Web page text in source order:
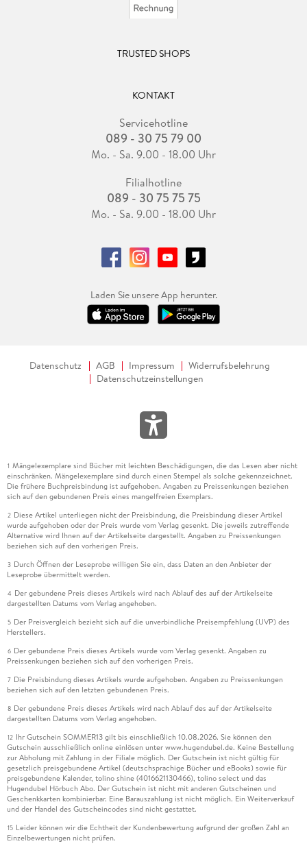
TRUSTED SHOPS
KONTAKT
Servicehotline
089 - 30 75 79 00
Mo. - Sa. 9.00 - 18.00 Uhr
Filialhotline
089 - 30 75 75 75
Mo. - Sa. 9.00 - 18.00 Uhr
Laden Sie unsere App herunter.
Datenschutz AGB Impressum
Widerrufsbelehrung
Datenschutzeinstellungen
1 Mängelexemplare sind Bücher mit leichten Beschädigungen, die das Lesen aber nicht
einschränken. Mängelexemplare sind durch einen Stempel als solche gekennzeichnet.
Die frühere Buchpreisbindung ist aufgehoben. Angaben zu Preissenkungen beziehen
sich auf den gebundenen Preis eines mangelfreien Exemplars.
2 Diese Artikel unterliegen nicht der Preisbindung, die Preisbindung dieser Artikel
wurde aufgehoben oder der Preis wurde vom Verlag gesenkt. Die jeweils zutreffende
Alternative wird Ihnen auf der Artikelseite dargestellt. Angaben zu Preissenkungen
beziehen sich auf den vorherigen Preis.
3 Durch Öffnen der Leseprobe willigen Sie ein, dass Daten an den Anbieter der
Leseprobe übermittelt werden.
4 Der gebundene Preis dieses Artikels wird nach Ablauf des auf der Artikelseite
dargestellten Datums vom Verlag angehoben.
5 Der Preisvergleich bezieht sich auf die unverbindliche Preisempfehlung (UVP) des
Herstellers.
6 Der gebundene Preis dieses Artikels wurde vom Verlag gesenkt. Angaben zu
Preissenkungen beziehen sich auf den vorherigen Preis.
7 Die Preisbindung dieses Artikels wurde aufgehoben. Angaben zu Preissenkungen
beziehen sich auf den letzten gebundenen Preis.
8 Der gebundene Preis dieses Artikels wird nach Ablauf des auf der Artikelseite
dargestellten Datums vom Verlag angehoben.
12 Ihr Gutschein SOMMER13 gilt bis einschließlich 10.08.2026. Sie können den
Gutschein ausschließlich online einlösen unter www.hugendubel.de. Keine Bestellung
zur Abholung mit Zahlung in der Filiale möglich. Der Gutschein ist nicht gültig für
gesetzlich preisgebundene Artikel (deutschsprachige Bücher und eBooks) sowie für
preisgebundene Kalender, tolino shine (4016621130466), tolino select und das
Hugendubel Hörbuch Abo. Der Gutschein ist nicht mit anderen Gutscheinen und
Geschenkkarten kombinierbar. Eine Barauszahlung ist nicht möglich. Ein Weiterverkauf
und der Handel des Gutscheincodes sind nicht gestattet.
15 Leider können wir die Echtheit der Kundenbewertung aufgrund der großen Zahl an
Einzelbewertungen nicht prüfen.